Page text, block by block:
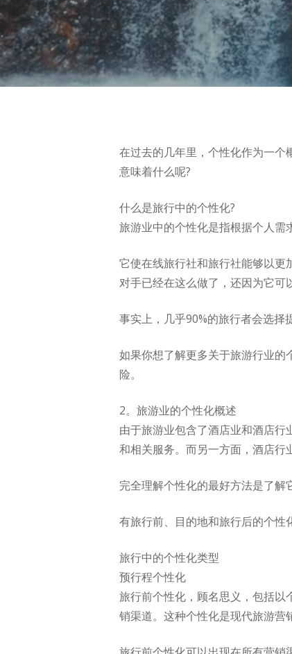
Hit enter to search or ESC to close
在过去的几年里，个性化作为一
意味着什么呢?
什么是旅行中的个性化?
旅游业中的个性化是指根据个人需
它使在线旅行社和旅行社能够以
对手已经在这么做了，还因为它可
事实上，几乎90%的旅行者会选择
如果你想了解更多关于旅游行业
险。
2。旅游业的个性化概述
由于旅游业包含了酒店业和酒店
和相关服务。而另一方面，酒店行
完全理解个性化的最好方法是了解
有旅行前、目的地和旅行后的个性
旅行中的个性化类型
预行程个性化
旅行前个性化，顾名思义，包括
销渠道。这种个性化是现代旅游营